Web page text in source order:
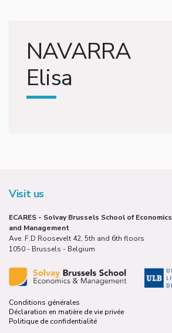
NAVARRA
Elisa
Visit us
ECARES - Solvay Brussels School of Economics
and Management
Ave. F.D Roosevelt 42, 5th and 6th floors
1050 - Brussels - Belgium
Conditions générales
Déclaration en matière de vie privée
Politique de confidentialité